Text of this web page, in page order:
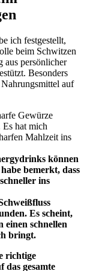
ich festgestellt,
beim Schwitzen
⁣aus persönlicher
Besonders
auf
Gewürze
hat mich
Mahlzeit ‌ins
können
bemerkt, dass
ins
Es scheint,
einen⁣ schnellen
bringt.
richtige
das gesamte